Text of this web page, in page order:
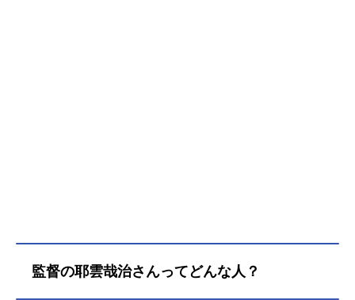
監督の耶雲哉治さんってどんな人？